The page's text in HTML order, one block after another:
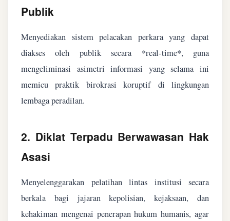
Publik
Menyediakan sistem pelacakan perkara yang dapat
diakses oleh publik secara *real-time*, guna
mengeliminasi asimetri informasi yang selama ini
memicu praktik birokrasi koruptif di lingkungan
lembaga peradilan.
2. Diklat Terpadu Berwawasan Hak
Asasi
Menyelenggarakan pelatihan lintas institusi secara
berkala bagi jajaran kepolisian, kejaksaan, dan
kehakiman mengenai penerapan hukum humanis, agar